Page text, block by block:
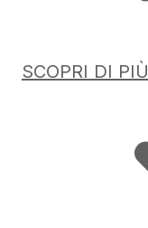
SCOPRI DI PIÙ